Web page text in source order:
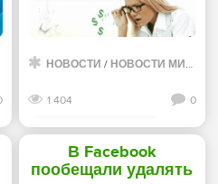
сети»
НОВОСТИ / НОВОСТИ МИРА ИНТЕРНЕТ
1 404 0
Смотреть дальше
В Facebook
пообещали удалять